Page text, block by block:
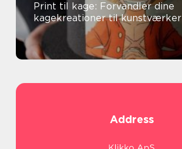
Print til kage: Forvandler dine
kagekreationer til kunstværker
Address